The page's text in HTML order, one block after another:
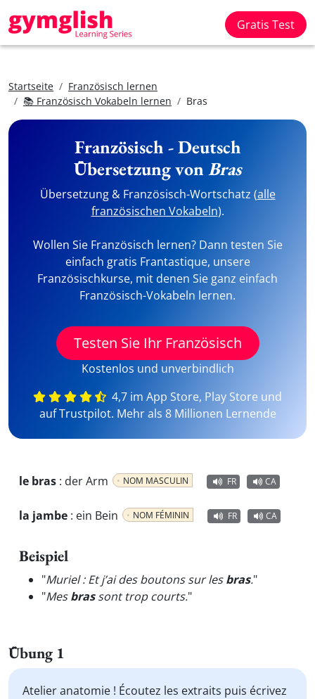
Gratis Test
Startseite
Französisch lernen
📚 Französisch Vokabeln lernen
Bras
Französisch - Deutsch
Übersetzung vonBras
Übersetzung & Französisch-Wortschatz (alle
französischen Vokabeln).
Wollen Sie Französisch lernen? Dann testen Sie
einfach gratis Frantastique, unsere
Französischkurse, mit denen Sie ganz einfach
Französisch-Vokabeln lernen.
Testen Sie Ihr Französisch
Kostenlos und unverbindlich
4,7 im App Store, Play Store und
auf Trustpilot. Mehr als 8 Millionen Lernende
le bras : der Arm NOM MASCULIN FR CA
la jambe : ein Bein NOM FÉMININ FR CA
Beispiel
"Muriel : Et j’ai des boutons sur lesbras."
"Mesbrassont trop courts."
Übung 1
Atelier anatomie ! Écoutez les extraits puis écrivez